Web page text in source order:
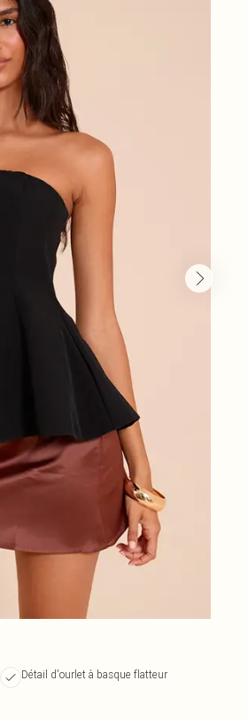
Détail d'ourlet à basque flatteur